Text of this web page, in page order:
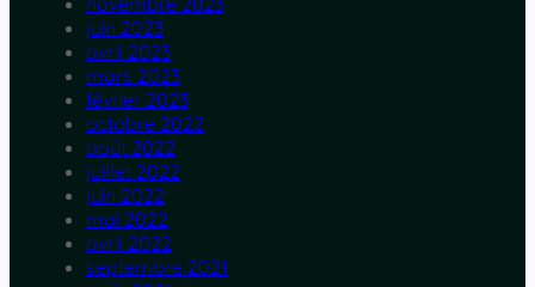
juin 2023
avril 2023
mars 2023
février 2023
octobre 2022
août 2022
juillet 2022
juin 2022
mai 2022
avril 2022
septembre 2021